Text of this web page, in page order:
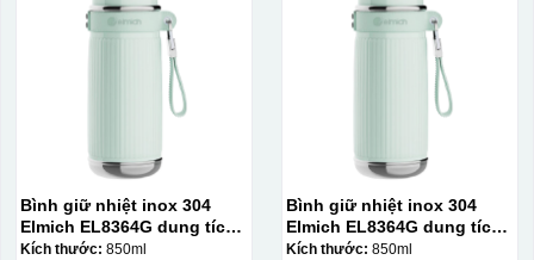
Bình giữ nhiệt inox 304
Elmich EL8364G dung tích
850ml
Kích thước: 850ml
Bình giữ nhiệt inox 304
Elmich EL8364G dung tích
850ml
Kích thước: 850ml